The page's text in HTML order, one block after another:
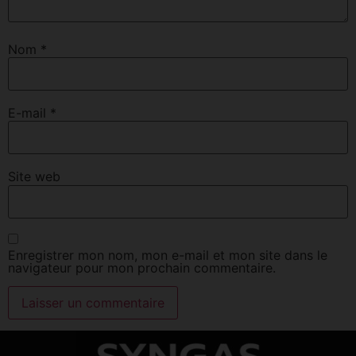
Nom *
E-mail *
Site web
Enregistrer mon nom, mon e-mail et mon site dans le
navigateur pour mon prochain commentaire.